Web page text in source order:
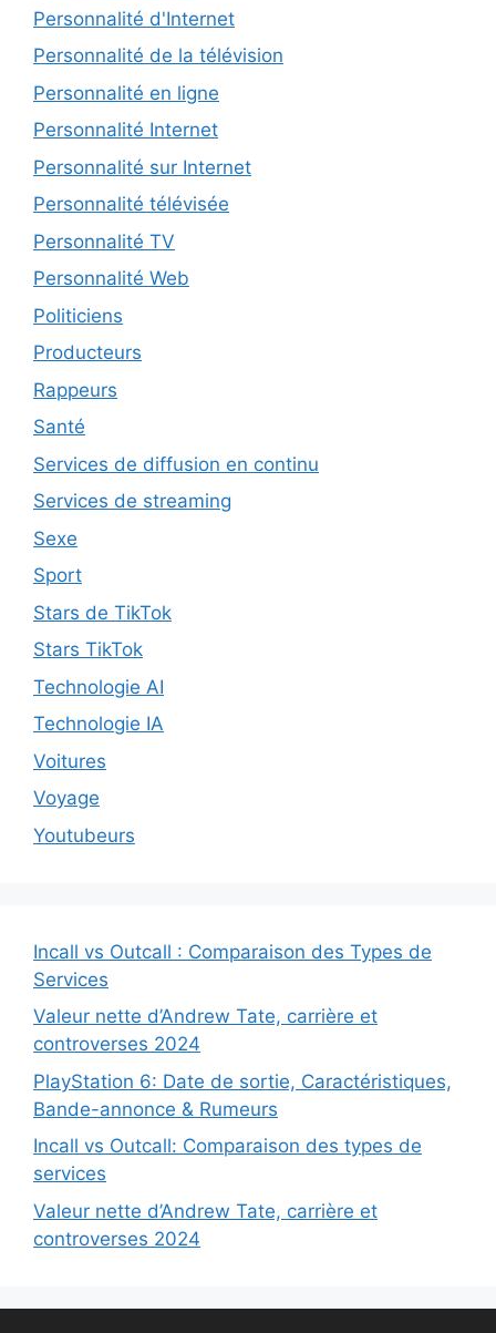
Personnalité d'Internet
Personnalité de la télévision
Personnalité en ligne
Personnalité Internet
Personnalité sur Internet
Personnalité télévisée
Personnalité TV
Personnalité Web
Politiciens
Producteurs
Rappeurs
Santé
Services de diffusion en continu
Services de streaming
Sexe
Sport
Stars de TikTok
Stars TikTok
Technologie AI
Technologie IA
Voitures
Voyage
Youtubeurs
Incall vs Outcall : Comparaison des Types de
Services
Valeur nette d’Andrew Tate, carrière et
controverses 2024
PlayStation 6: Date de sortie, Caractéristiques,
Bande-annonce & Rumeurs
Incall vs Outcall: Comparaison des types de
services
Valeur nette d’Andrew Tate, carrière et
controverses 2024